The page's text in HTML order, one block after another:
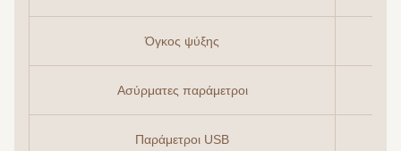
Όγκος ψύξης
Ασύρματες παράμετροι
Παράμετροι USB